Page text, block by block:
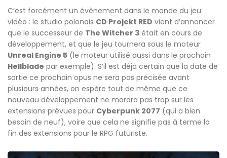
C’est forcément un évènement dans le monde du jeu
vidéo : le studio polonais CD Projekt RED vient d’annoncer
que le successeur de The Witcher 3 était en cours de
développement, et que le jeu tournera sous le moteur
Unreal Engine 5 (le moteur utilisé aussi dans le prochain
Hellblade par exemple). S’il est déjà certain que la date de
sortie ce prochain opus ne sera pas précisée avant
plusieurs années, on espère tout de même que ce
nouveau développement ne mordra pas trop sur les
extensions prévues pour Cyberpunk 2077 (qui a bien
besoin de neuf), voire que cela ne signifie pas à terme la
fin des extensions pour le RPG futuriste.